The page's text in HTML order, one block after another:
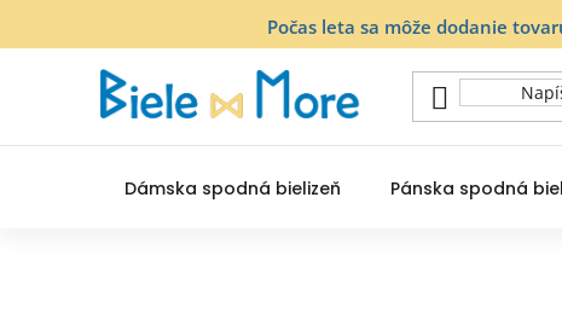
Počas leta sa môže dodanie
Dámska spodná bielizeň Pánska spodná